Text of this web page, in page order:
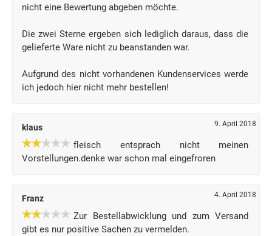
nicht eine Bewertung abgeben möchte.
Die zwei Sterne ergeben sich lediglich daraus, dass die
gelieferte Ware nicht zu beanstanden war.
Aufgrund des nicht vorhandenen Kundenservices werde
ich jedoch hier nicht mehr bestellen!
klaus 9. April 2018
fleisch entsprach nicht meinen
Vorstellungen.denke war schon mal eingefroren
Franz 4. April 2018
Zur Bestellabwicklung und zum Versand
gibt es nur positive Sachen zu vermelden.